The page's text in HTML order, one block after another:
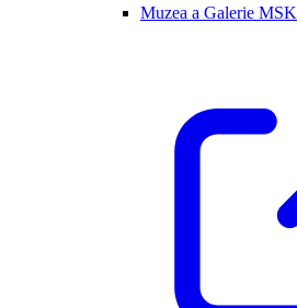
Muzea a Galerie MSK